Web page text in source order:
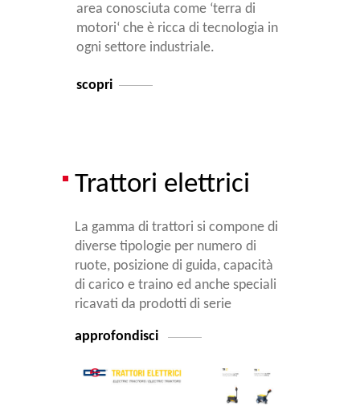
area conosciuta come ‘terra di
motori‘ che è ricca di tecnologia in
ogni settore industriale.
scopri
Trattori elettrici
La gamma di trattori si compone di
diverse tipologie per numero di
ruote, posizione di guida, capacità
di carico e traino ed anche speciali
ricavati da prodotti di serie
approfondisci